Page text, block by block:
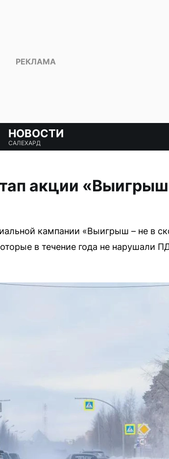
НОВОСТИ
САЛЕХАРД
акции «Выигрыш
кампании «Выигрыш – не в
в течение года не нарушали